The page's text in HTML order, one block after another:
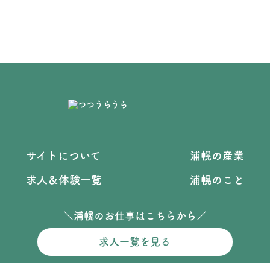
サイトについて 浦幌の産業
求人＆体験一覧 浦幌のこと
＼浦幌のお仕事はこちらから／
求人一覧を見る